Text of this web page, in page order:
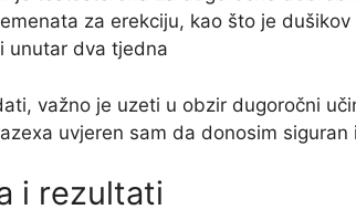
za erekciju, kao što je dušikov
unutar dva tjedna
važno je uzeti u obzir dugoročni
uvjeren sam da donosim
i rezultati